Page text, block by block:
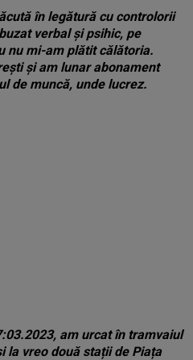
în legătură cu controlorii
verbal și psihic, pe
nu mi-am plătit călătoria.
și am lunar abonament
de muncă, unde lucrez.
am urcat în tramvaiul
la vreo două stații de Piața